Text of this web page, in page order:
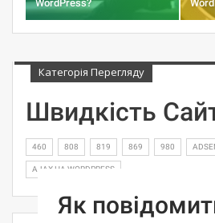
WordPress?
Категорія Перегляду
Швидкість
460 808 819 869 980
AJAX НА WORDPRESS
Як